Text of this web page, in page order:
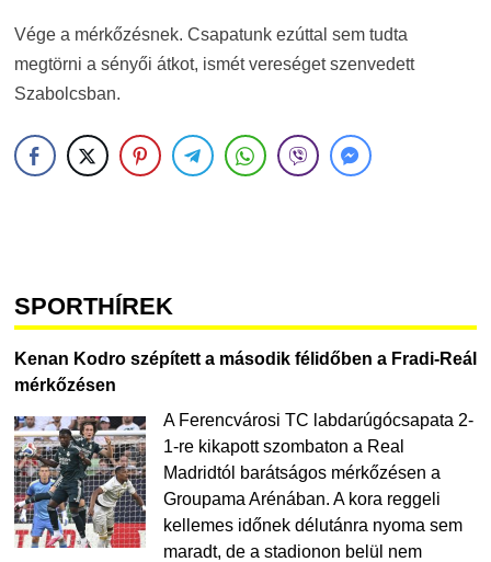
Vége a mérkőzésnek. Csapatunk ezúttal sem tudta
megtörni a sényői átkot, ismét vereséget szenvedett
Szabolcsban.
SPORTHÍREK
Kenan Kodro szépített a második félidőben a Fradi-Reál
mérkőzésen
A Ferencvárosi TC labdarúgócsapata 2-
1-re kikapott szombaton a Real
Madridtól barátságos mérkőzésen a
Groupama Arénában. A kora reggeli
kellemes időnek délutánra nyoma sem
maradt, de a stadionon belül nem